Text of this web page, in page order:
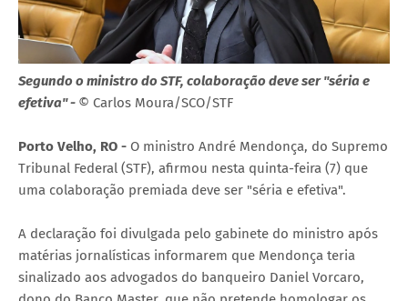
Segundo o ministro do STF, colaboração deve ser "séria e
efetiva" - © Carlos Moura/SCO/STF
Porto Velho, RO - O ministro André Mendonça, do Supremo
Tribunal Federal (STF), afirmou nesta quinta-feira (7) que
uma colaboração premiada deve ser "séria e efetiva".
A declaração foi divulgada pelo gabinete do ministro após
matérias jornalísticas informarem que Mendonça teria
sinalizado aos advogados do banqueiro Daniel Vorcaro,